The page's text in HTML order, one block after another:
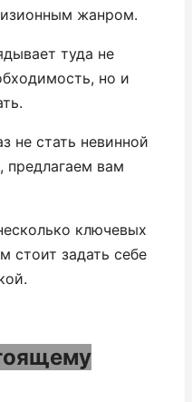
жанром.
туда не
но и
не стать невинной
предлагаем вам
ключевых
стоит задать себе